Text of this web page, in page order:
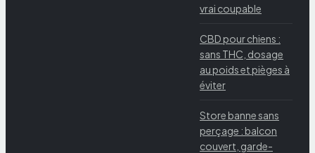
vrai coupable
CBD pour chiens :
sans THC, dosage
au poids et pièges à
éviter
Store banne sans
perçage : balcon
couvert, garde-